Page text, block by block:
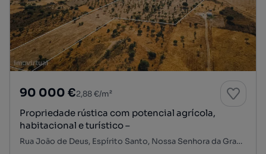
90 000 €2,88 €/m²
Propriedade rústica com potencial agrícola,
habitacional e turístico –
Rua João de Deus, Espírito Santo, Nossa Senhora da Graça e São Simão, Nisa, Portalegre